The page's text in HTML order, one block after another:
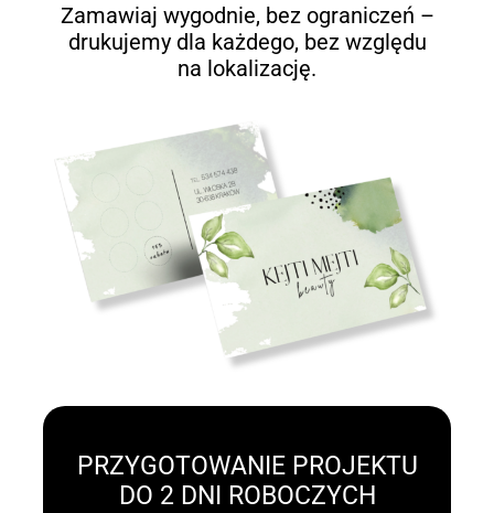
Zamawiaj wygodnie, bez ograniczeń –
drukujemy dla każdego, bez względu
na lokalizację.
PRZYGOTOWANIE PROJEKTU
DO 2 DNI ROBOCZYCH